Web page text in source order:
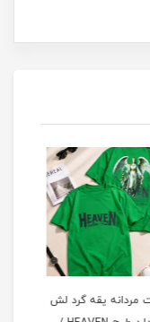
مردانه یقه گرد لش